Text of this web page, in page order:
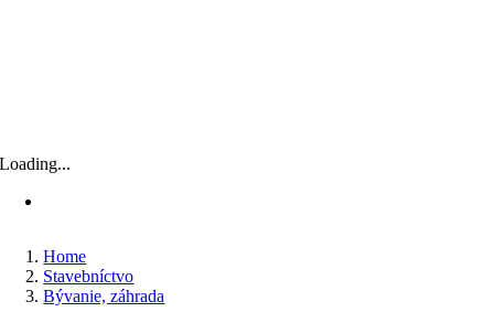
Loading...
Home
Stavebníctvo
Bývanie, záhrada